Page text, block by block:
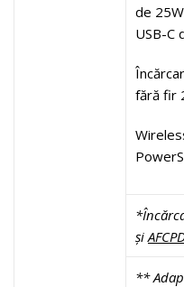
de
USB-C
fără fir
și
**